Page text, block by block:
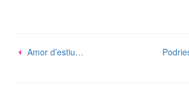
Navegació
Amor d’estiu…